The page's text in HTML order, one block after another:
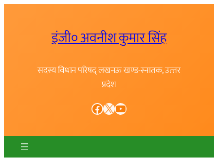
इंजी० अवनीश कुमार सिंह
सदस्य विधान परिषद् लखनऊ खण्ड-स्नातक, उत्त्तर
प्रदेश
Facebook X YouTube